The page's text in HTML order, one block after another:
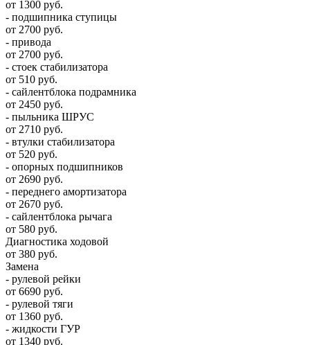
от 1300 руб.
- подшипника ступицы
от 2700 руб.
- привода
от 2700 руб.
- стоек стабилизатора
от 510 руб.
- сайлентблока подрамника
от 2450 руб.
- пыльника ШРУС
от 2710 руб.
- втулки стабилизатора
от 520 руб.
- опорных подшипников
от 2690 руб.
- переднего амортизатора
от 2670 руб.
- сайлентблока рычага
от 580 руб.
Диагностика ходовой
от 380 руб.
Замена
- рулевой рейки
от 6690 руб.
- рулевой тяги
от 1360 руб.
- жидкости ГУР
от 1340 руб.